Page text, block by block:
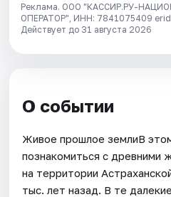
Реклама. ООО "КАССИР.РУ-
ОПЕРАТОР", ИНН: 7841075409
Действует до 31 августа 2026
О событии
Живое прошлое землиВ
познакомиться с древними
на территории
тыс. лет назад. В те